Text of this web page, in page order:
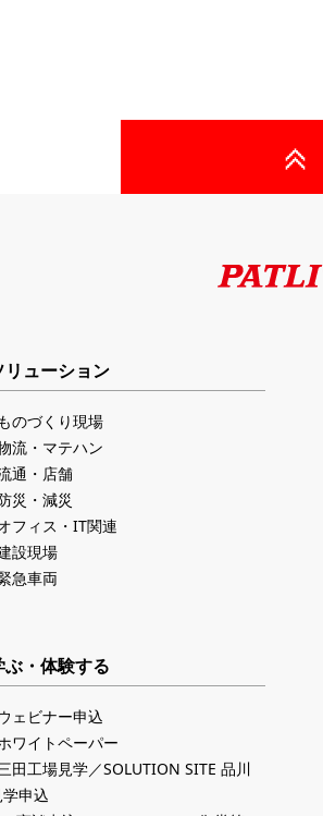
リューション
ものづくり現場
流・マテハン
通・店舗
災・減災
フィス・IT関連
設現場
急車両
ぶ・体験する
ェビナー申込
ワイトペーパー
田工場見学／SOLUTION SITE 品川
学申込